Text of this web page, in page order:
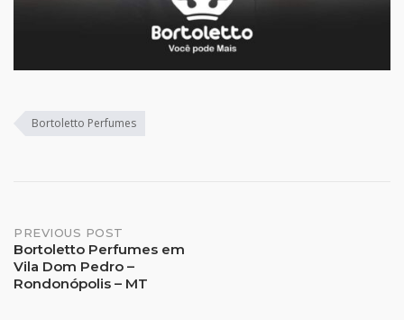
Bortoletto Perfumes
Post
navigation
PREVIOUS POST
Bortoletto Perfumes em
Vila Dom Pedro –
Rondonópolis – MT